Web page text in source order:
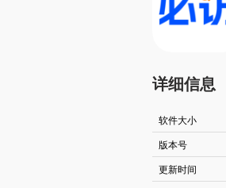
详细信息
软件大小
版本号
更新时间